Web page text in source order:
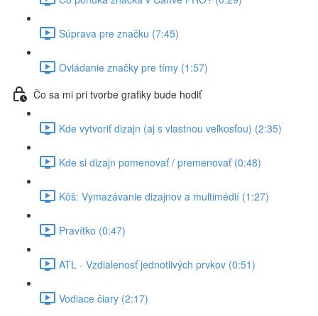
Súprava pre značku (7:45)
Ovládanie značky pre tímy (1:57)
Čo sa mi pri tvorbe grafiky bude hodiť
Kde vytvoriť dizajn (aj s vlastnou veľkosťou) (2:35)
Kde si dizajn pomenovať / premenovať (0:48)
Kôš: Vymazávanie dizajnov a multimédií (1:27)
Pravítko (0:47)
ATL - Vzdialenosť jednotlivých prvkov (0:51)
Vodiace čiary (2:17)